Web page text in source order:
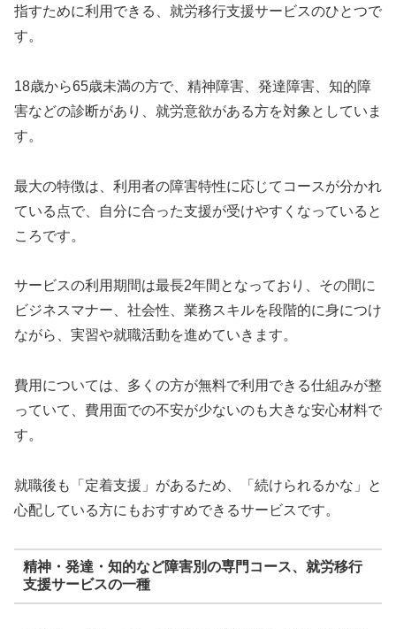
指すために利用できる、就労移行支援サービスのひとつで
す。
18歳から65歳未満の方で、精神障害、発達障害、知的障
害などの診断があり、就労意欲がある方を対象としていま
す。
最大の特徴は、利用者の障害特性に応じてコースが分かれ
ている点で、自分に合った支援が受けやすくなっていると
ころです。
サービスの利用期間は最長2年間となっており、その間に
ビジネスマナー、社会性、業務スキルを段階的に身につけ
ながら、実習や就職活動を進めていきます。
費用については、多くの方が無料で利用できる仕組みが整
っていて、費用面での不安が少ないのも大きな安心材料で
す。
就職後も「定着支援」があるため、「続けられるかな」と
心配している方にもおすすめできるサービスです。
精神・発達・知的など障害別の専門コース、就労移行
支援サービスの一種